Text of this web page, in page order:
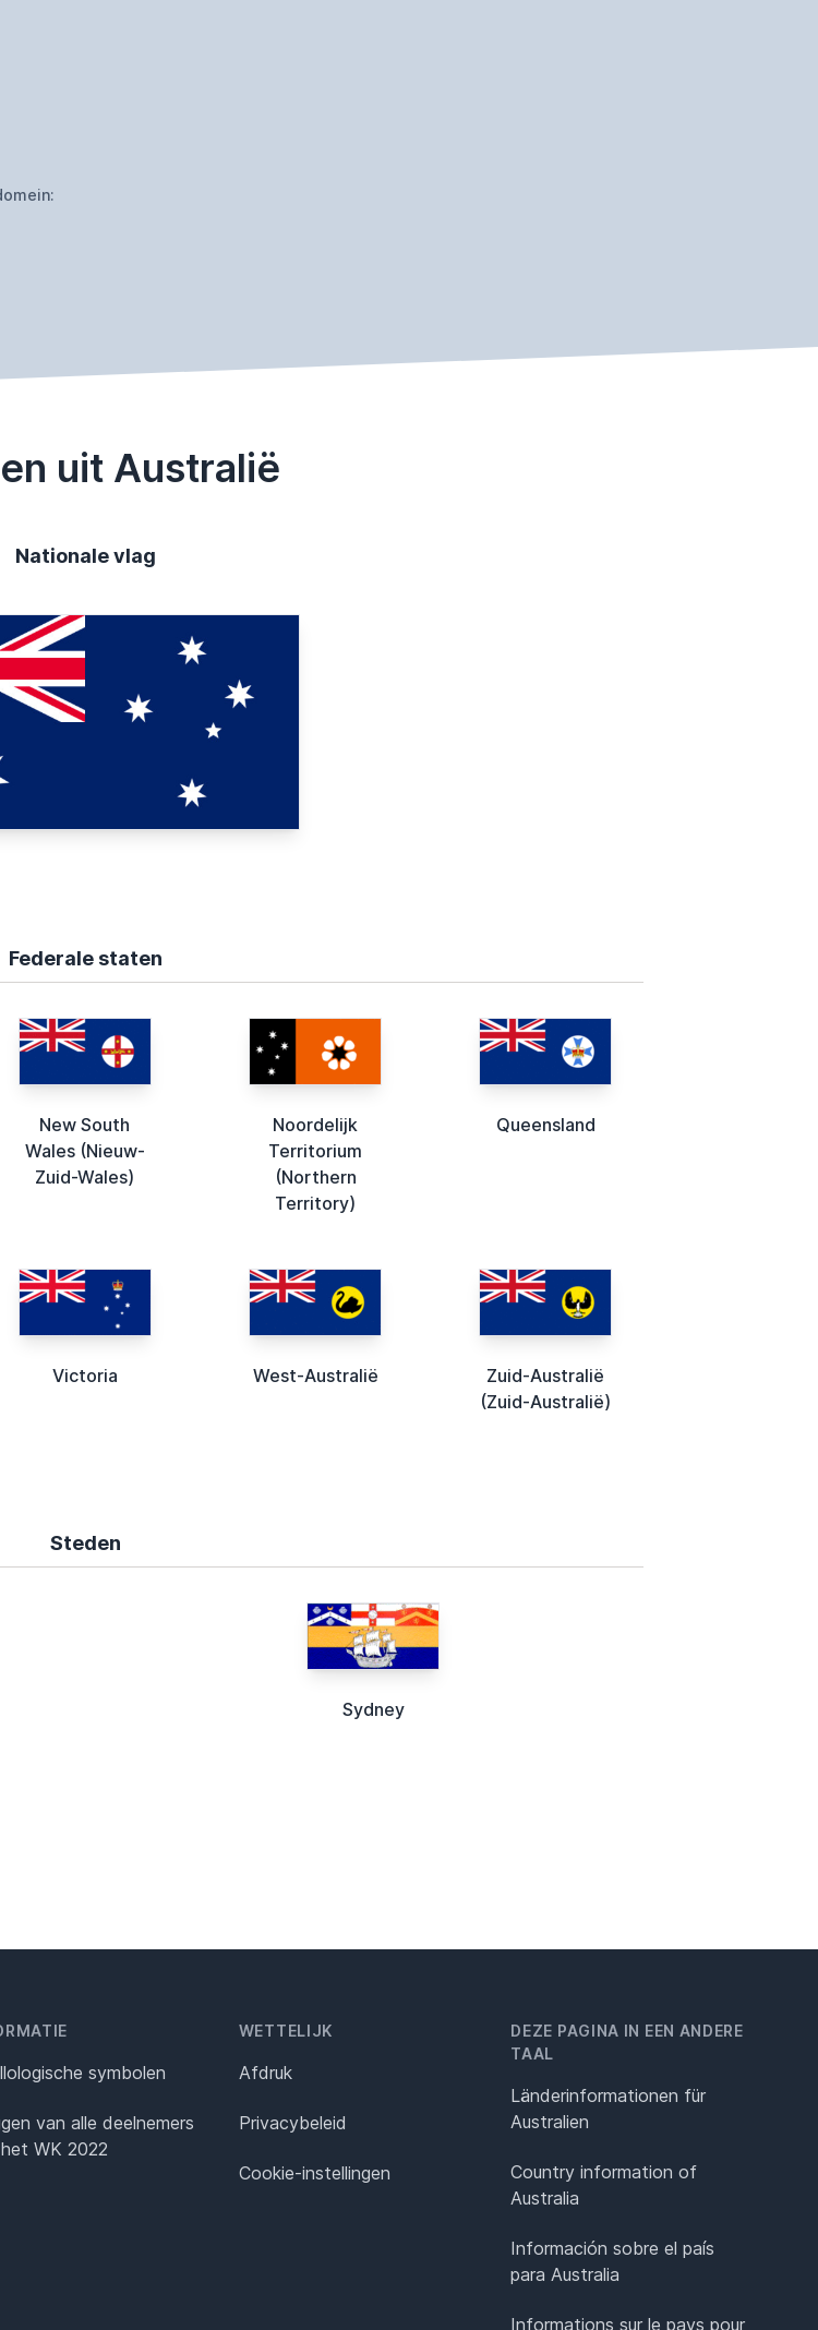
uit Australië
Nationale vlag
Federale staten
New South
Wales (Nieuw-
Zuid-Wales)
Noordelijk
Territorium
(Northern
Territory)
Queensland
Victoria West-Australië
Zuid-Australië
(Zuid-Australië)
Steden
Sydney
symbolen
van alle deelnemers
WK 2022
WETTELIJK
Afdruk
Privacybeleid
Cookie-instellingen
DEZE PAGINA IN EEN ANDERE
TAAL
Länderinformationen für
Australien
Country information of
Australia
Información sobre el país
para Australia
Informations sur le pays pour